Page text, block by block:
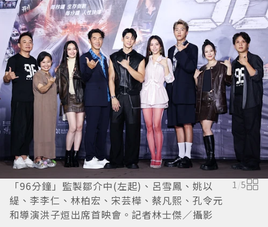
「96分鐘」監製鄒介中(左起)、呂雪鳳、姚以
緹、李李仁、林柏宏、宋芸樺、蔡凡熙、孔令元
和導演洪子烜出席首映會。記者林士傑／攝影
1 /5